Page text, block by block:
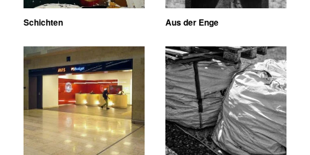
Schichten Aus der Enge